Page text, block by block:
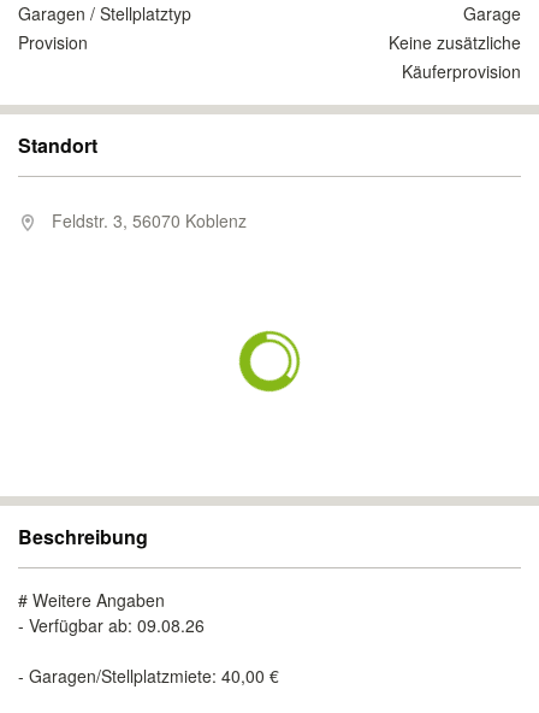
Garagen / Stellplatztyp
Garage
Provision
Keine zusätzliche
Käuferprovision
Standort
Feldstr. 3, 56070 Koblenz
Beschreibung
# Weitere Angaben
- Verfügbar ab: 09.08.26
- Garagen/Stellplatzmiete: 40,00 €